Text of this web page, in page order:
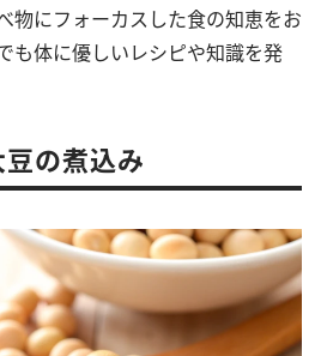
物にフォーカスした食の知恵をお
も体に優しいレシピや知識を発
豆の煮込み